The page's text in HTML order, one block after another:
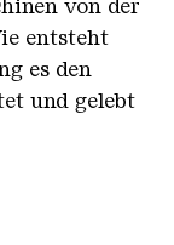
von der
entsteht
es den
und gelebt